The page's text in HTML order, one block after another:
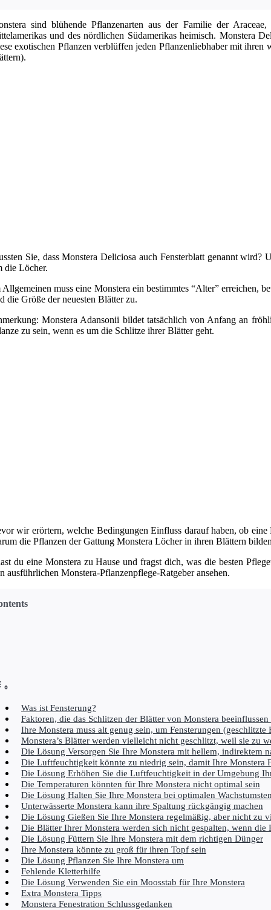
sind blühende Pflanzenarten aus der Familie der
und des nördlichen Südamerikas heimisch. Monstera
exotischen Pflanzen verblüffen jeden Pflanzenliebhaber mit
Sie, dass Monstera Deliciosa auch Fensterblatt genannt
die Löcher.
Allgemeinen muss eine Monstera ein bestimmtes “Alter” erreichen,
die Größe der neuesten Blätter zu.
Monstera Adansonii bildet tatsächlich von Anfang an
zu sein, wenn es um die Schlitze ihrer Blätter geht.
wir erörtern, welche Bedingungen Einfluss darauf haben, ob
die Pflanzen der Gattung Monstera Löcher in ihren Blättern
du eine Monstera zu Hause und fragst dich, was die besten
ausführlichen Monstera-Pflanzenpflege-Ratgeber ansehen.
Was ist Fensterung?
Faktoren, die das Schlitzen der Blätter von Monstera beeinflussen
Ihre Monstera muss alt genug sein, um Fensterungen (geschlitzte
Monstera’s Blätter werden vielleicht nicht geschlitzt, weil sie zu
Die Lösung Versorgen Sie Ihre Monstera mit hellem, indirektem
Die Luftfeuchtigkeit könnte zu niedrig sein, damit Ihre Monstera
Die Lösung Erhöhen Sie die Luftfeuchtigkeit in der Umgebung
Die Temperaturen könnten für Ihre Monstera nicht optimal sein
Die Lösung Halten Sie Ihre Monstera bei optimalen
Unterwässerte Monstera kann ihre Spaltung rückgängig machen
Die Lösung Gießen Sie Ihre Monstera regelmäßig, aber nicht zu
Die Blätter Ihrer Monstera werden sich nicht gespalten, wenn die
Die Lösung Füttern Sie Ihre Monstera mit dem richtigen Dünger
Ihre Monstera könnte zu groß für ihren Topf sein
Die Lösung Pflanzen Sie Ihre Monstera um
Fehlende Kletterhilfe
Die Lösung Verwenden Sie ein Moosstab für Ihre Monstera
Extra Monstera Tipps
Monstera Fenestration Schlussgedanken